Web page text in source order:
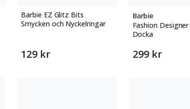
Barbie EZ Glitz Bits
Smycken och Nyckelringar
129 kr
Barbie
Fashion
Docka
299 kr